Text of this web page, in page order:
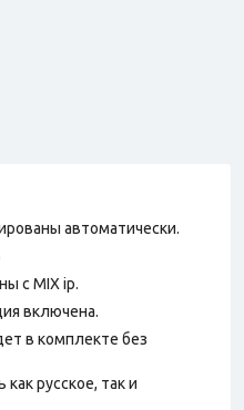
автоматически.
с MIX ip.
включена.
в комплекте без
русское, так и